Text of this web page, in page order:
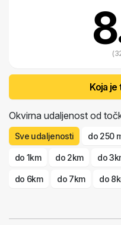
Koja je
Okvirna udaljenost od
Sve udaljenosti do 250
do 1km do 2km do
do 6km do 7km do